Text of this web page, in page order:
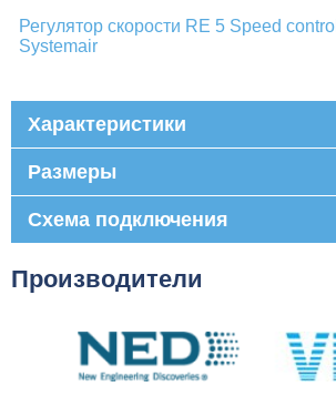
Регулятор скорости RE 5 Speed control
Systemair
Характеристики
Размеры
Схема подключения
Производители